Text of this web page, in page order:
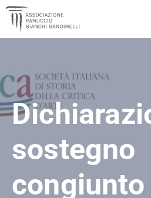
NOTIZIE
DOCUMENTI
PUBBLICAZIONI
CONTATTI
sostegno
congiunto